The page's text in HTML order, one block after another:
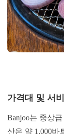
가격대 및 서
Banjoo는 중상
산은 약 1,000바